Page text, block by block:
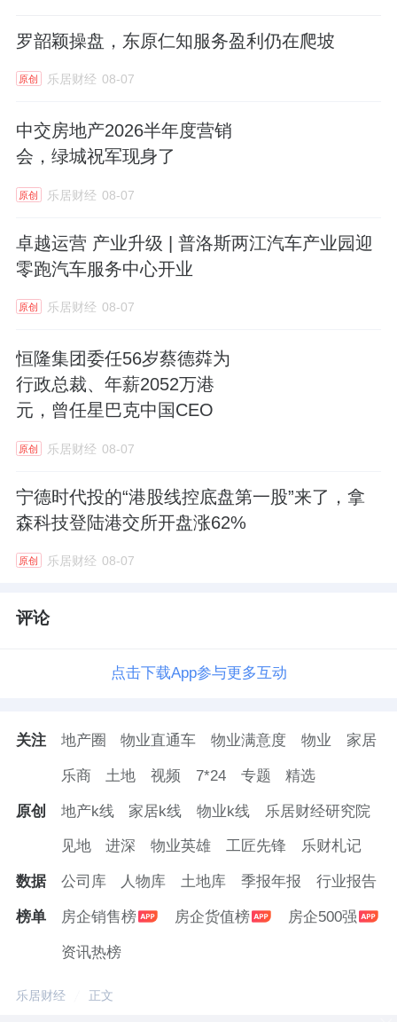
罗韶颖操盘，东原仁知服务盈利仍在爬坡
原创 乐居财经 08-07
中交房地产2026半年度营销
会，绿城祝军现身了
原创 乐居财经 08-07
卓越运营 产业升级 | 普洛斯两江汽车产业园迎
零跑汽车服务中心开业
原创 乐居财经 08-07
恒隆集团委任56岁蔡德粦为
行政总裁、年薪2052万港
元，曾任星巴克中国CEO
原创 乐居财经 08-07
宁德时代投的“港股线控底盘第一股”来了，拿
森科技登陆港交所开盘涨62%
原创 乐居财经 08-07
评论
点击下载App参与更多互动
关注 地产圈 物业直通车 物业满意度 物业 家居
乐商 土地 视频 7*24 专题 精选
原创 地产k线 家居k线 物业k线 乐居财经研究院
见地 进深 物业英雄 工匠先锋 乐财札记
数据 公司库 人物库 土地库 季报年报 行业报告
榜单 房企销售榜 房企货值榜 房企500强
资讯热榜
乐居财经 正文